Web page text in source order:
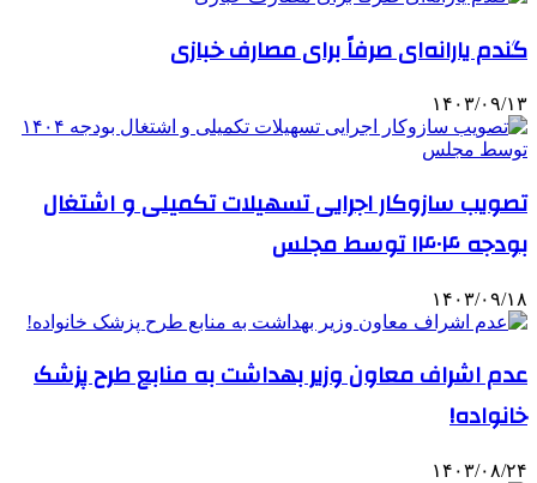
گندم یارانه‌ای صرفاً برای مصارف خبازی
۱۴۰۳/۰۹/۱۳
تصویب سازوکار اجرایی تسهیلات تکمیلی و اشتغال
بودجه ۱۴۰۴ توسط مجلس
۱۴۰۳/۰۹/۱۸
عدم اشراف معاون وزیر بهداشت به منابع طرح پزشک
خانواده!
۱۴۰۳/۰۸/۲۴